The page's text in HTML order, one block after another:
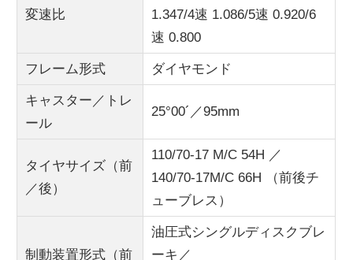
変速比
1.347/4速 1.086/5速 0.920/6
速 0.800
フレーム形式 ダイヤモンド
キャスター／トレ
ール
25°00´／95mm
タイヤサイズ（前
／後）
110/70-17 M/C 54H ／
140/70-17M/C 66H （前後チ
ューブレス）
制動装置形式（前
油圧式シングルディスクブレ
ーキ／